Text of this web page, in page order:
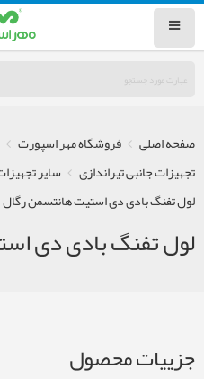
صفحه اصلی فروشگاه مهر اسپورت
تجهیزات جانبی تیراندازی
سایر
لول تفنگ بادی دی استیت هانتسمن رگال
لول تفنگ بادی دی
جزییات محصول